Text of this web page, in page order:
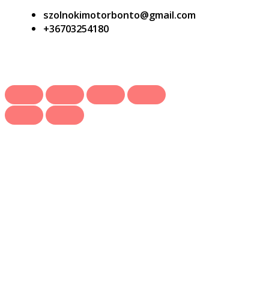
szolnokimotorbonto@gmail.com
+36703254180